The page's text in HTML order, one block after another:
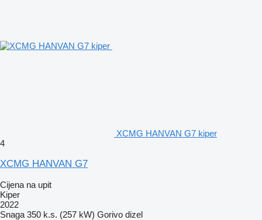
XCMG HANVAN G7 kiper
4
XCMG HANVAN G7
Cijena na upit
Kiper
2022
Snaga 350 k.s. (257 kW) Gorivo dizel